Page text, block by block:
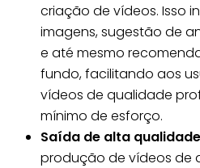
criação de vídeos. Isso
imagens, sugestão de
e até mesmo
fundo, facilitando aos
vídeos de qualidade
mínimo de esforço.
Saída de alta
produção de vídeos de